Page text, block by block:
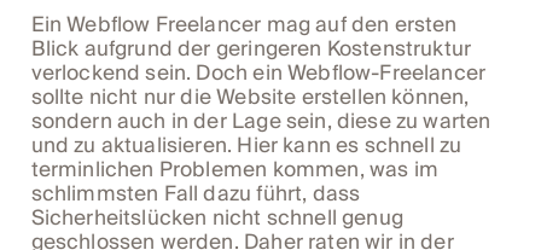
Ein Webflow Freelancer mag auf den ersten
Blick aufgrund der geringeren Kostenstruktur
verlockend sein. Doch ein Webflow-Freelancer
sollte nicht nur die Website erstellen können,
sondern auch in der Lage sein, diese zu warten
und zu aktualisieren. Hier kann es schnell zu
terminlichen Problemen kommen, was im
schlimmsten Fall dazu führt, dass
Sicherheitslücken nicht schnell genug
geschlossen werden. Daher raten wir in der